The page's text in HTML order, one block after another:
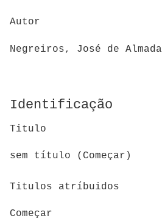
Autor
Negreiros, José de Almada
Identificação
Titulo
sem título (Começar)
Titulos atríbuidos
Começar